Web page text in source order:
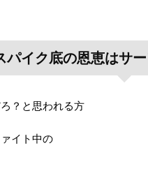
パイク底の恩恵はサ
？と思われる方
イト中の